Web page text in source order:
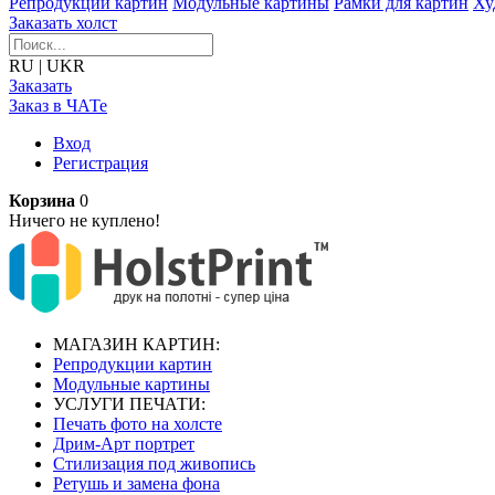
Заказать холст
RU | UKR
Заказать
Заказ в ЧАТе
Вход
Регистрация
Корзина 0
Ничего не куплено!
МАГАЗИН КАРТИН:
Репродукции картин
Модульные картины
УСЛУГИ ПЕЧАТИ:
Печать фото на холсте
Дрим-Арт портрет
Стилизация под живопись
Ретушь и замена фона